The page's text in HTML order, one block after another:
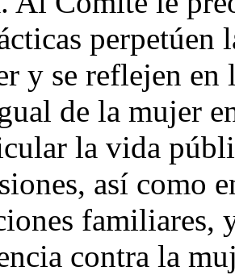
perpetúen
y se reflejen en
de la mujer
la vida
así como
familiares,
contra la